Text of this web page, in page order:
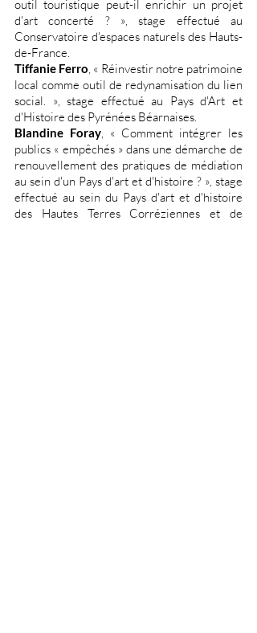
outil touristique peut-il enrichir un projet
d'art concerté ? », stage effectué au
Conservatoire d'espaces naturels des Hauts-
de-France.
Tiffanie Ferro, « Réinvestir notre patrimoine
local comme outil de redynamisation du lien
social. », stage effectué au Pays d'Art et
d'Histoire des Pyrénées Béarnaises.
Blandine Foray, « Comment intégrer les
publics « empêchés » dans une démarche de
renouvellement des pratiques de médiation
au sein d'un Pays d'art et d'histoire ? », stage
effectué au sein du Pays d'art et d'histoire
des Hautes Terres Corréziennes et de